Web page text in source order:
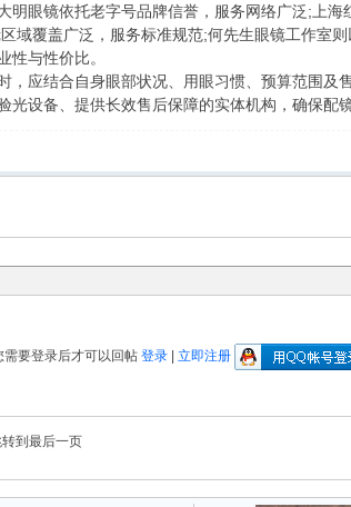
眼镜依托老字号品牌信誉，服务网络广泛;上海
域覆盖广泛，服务标准规范;何先生眼镜工作室
性与性价比。
结合自身眼部状况、用眼习惯、预算范围及
设备、提供长效售后保障的实体机构，确保配
需要登录后才可以回帖 登录| 立即注册
转到最后一页